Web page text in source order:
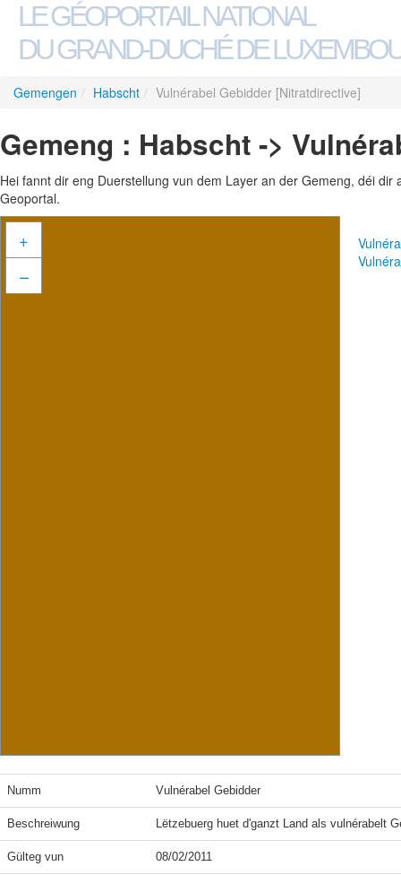
LE GÉOPORTAIL NATIONAL
DU GRAND-DUCHÉ DE
Gemengen / Habscht / Vulnérabel Gebidder [Nitratdirective]
Gemeng : Habscht ->
Hei fannt dir eng Duerstellung vun dem Layer an der Gemeng, déi
Geoportal.
+
–
Numm Vulnérabel Gebidder
Beschreiwung Lëtzebuerg huet d'ganzt Land als vulnérabelt
Gülteg vun 08/02/2011